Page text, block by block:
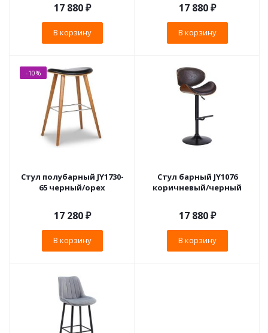
17 880₽
В корзину
17 880₽
В корзину
-10%
Стул полубарный JY1730-
65 черный/орех
17 280₽
В корзину
Стул барный JY1076
коричневый/черный
17 880₽
В корзину